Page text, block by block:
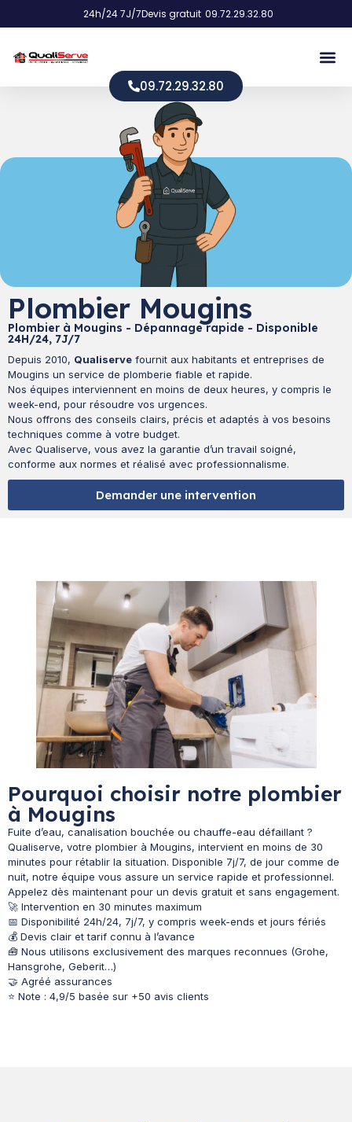
24h/24 7J/7Devis gratuit 09.72.29.32.80
09.72.29.32.80
Plombier Mougins
Plombier à Mougins - Dépannage rapide - Disponible
24H/24, 7J/7
Depuis 2010, Qualiserve fournit aux habitants et entreprises de
Mougins un service de plomberie fiable et rapide.
Nos équipes interviennent en moins de deux heures, y compris le
week-end, pour résoudre vos urgences.
Nous offrons des conseils clairs, précis et adaptés à vos besoins
techniques comme à votre budget.
Avec Qualiserve, vous avez la garantie d’un travail soigné,
conforme aux normes et réalisé avec professionnalisme.
Demander une intervention
Pourquoi choisir notre plombier
à Mougins
Fuite d’eau, canalisation bouchée ou chauffe-eau défaillant ?
Qualiserve, votre plombier à Mougins, intervient en moins de 30
minutes pour rétablir la situation. Disponible 7j/7, de jour comme de
nuit, notre équipe vous assure un service rapide et professionnel.
Appelez dès maintenant pour un devis gratuit et sans engagement.
🚀 Intervention en 30 minutes maximum
📅 Disponibilité 24h/24, 7j/7, y compris week-ends et jours fériés
💰 Devis clair et tarif connu à l’avance
🧰 Nous utilisons exclusivement des marques reconnues (Grohe,
Hansgrohe, Geberit…)
🤝 Agréé assurances
⭐ Note : 4,9/5 basée sur +50 avis clients